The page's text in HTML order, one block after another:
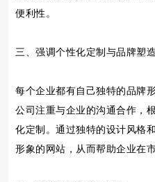
便利性。
三、强调个性化定制与品牌塑造
每个企业都有自己独特的品牌
公司注重与企业的沟通合作，
化定制。通过独特的设计风格
形象的网站，从而帮助企业在